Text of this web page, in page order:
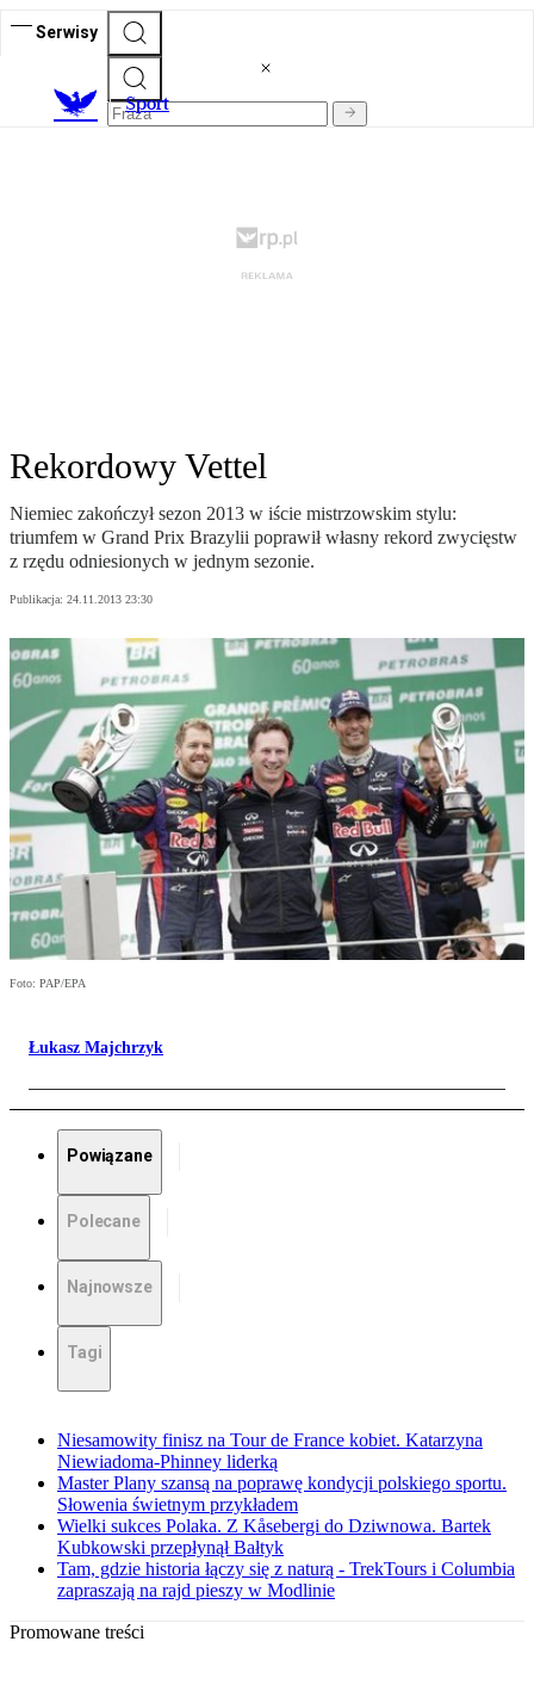
Serwisy
Sport
Rekordowy Vettel
Niemiec zakończył sezon 2013 w iście mistrzowskim stylu:
triumfem w Grand Prix Brazylii poprawił własny rekord zwycięstw
z rzędu odniesionych w jednym sezonie.
Publikacja: 24.11.2013 23:30
Foto: PAP/EPA
Łukasz Majchrzyk
Powiązane
Polecane
Najnowsze
Tagi
Niesamowity finisz na Tour de France kobiet. Katarzyna
Niewiadoma-Phinney liderką
Master Plany szansą na poprawę kondycji polskiego sportu.
Słowenia świetnym przykładem
Wielki sukces Polaka. Z Kåsebergi do Dziwnowa. Bartek
Kubkowski przepłynął Bałtyk
Tam, gdzie historia łączy się z naturą - TrekTours i Columbia
zapraszają na rajd pieszy w Modlinie
Promowane treści